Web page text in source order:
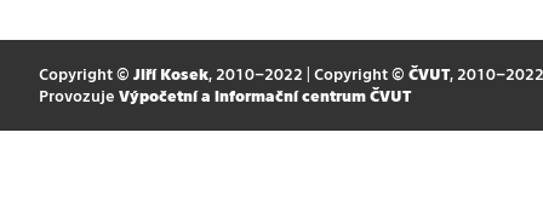
Copyright © Jiří Kosek, 2010–2022 | Copyright © ČVUT, 2010–2022
Provozuje Výpočetní a informační centrum ČVUT